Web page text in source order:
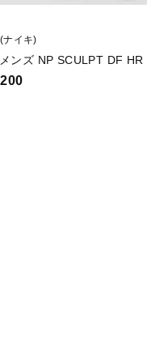
ナイキ)
ンズ NP SCULPT DF HR